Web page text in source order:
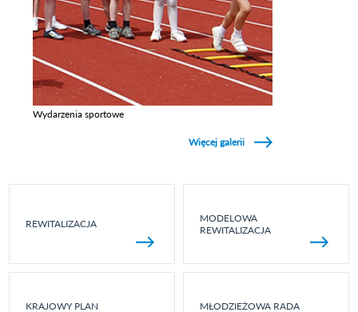
Wydarzenia sportowe
Więcej galerii
REWITALIZACJA
MODELOWA
REWITALIZACJA
KRAJOWY PLAN
MŁODZIEŻOWA RADA